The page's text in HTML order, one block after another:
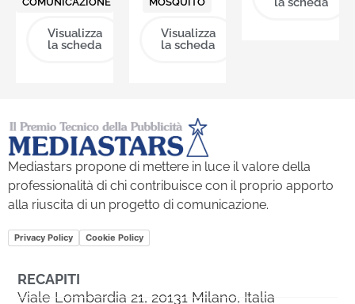
Visualizza
la scheda
Visualizza
la scheda
Mediastars propone di mettere in luce il valore della
professionalità di chi contribuisce con il proprio apporto
alla riuscita di un progetto di comunicazione.
Privacy Policy Cookie Policy
RECAPITI
Viale Lombardia 21, 20131 Milano, Italia